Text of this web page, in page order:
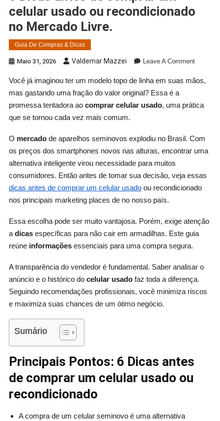
celular usado ou recondicionado
no Mercado Livre.
Guia De Compras & Dicas
Maio 31, 2026 Valdemar Mazzei Leave A CommentOn
Dicas
De
Celular
No
Mercado
Você já imaginou ter um modelo topo de linha em suas mãos,
mas gastando uma fração do valor original? Essa é a
promessa tentadora ao comprar celular usado, uma prática
que se tornou cada vez mais comum.
O mercadode aparelhos seminovos explodiu no Brasil. Com
os preços dos smartphones novos nas alturas, encontrar uma
alternativa inteligente virou necessidade para muitos
consumidores. Então antes de tomar sua decisão, veja essas
dicas antes de comprar um celular usadoou recondicionado
nos principais marketing places de no nosso país.
Essa escolha pode ser muito vantajosa. Porém, exige atenção
a dicasespecíficas para não cair em armadilhas. Este guia
reúne informaçõesessenciais para uma compra segura.
A transparência do vendedor é fundamental. Saber analisar o
anúncio e o histórico do celular usadofaz toda a diferença.
Seguindo recomendações profissionais, você minimiza riscos
e maximiza suas chances de um ótimo negócio.
Sumário
Principais Pontos: 6 Dicas antes
de comprar um celular usado ou
recondicionado
A compra de um celular seminovo é uma alternativa